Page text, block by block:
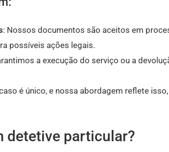
: Nossos documentos são aceitos em
possíveis ações legais.
a execução do serviço ou a
é único, e nossa abordagem reflete
detetive particular?